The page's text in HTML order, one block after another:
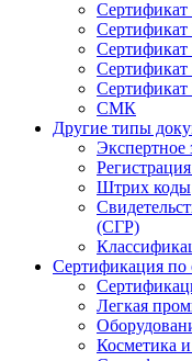
СМК
Другие типы
Экспертное
Штрих коды
(СГР)
Сертификация по
Легкая
Косметика